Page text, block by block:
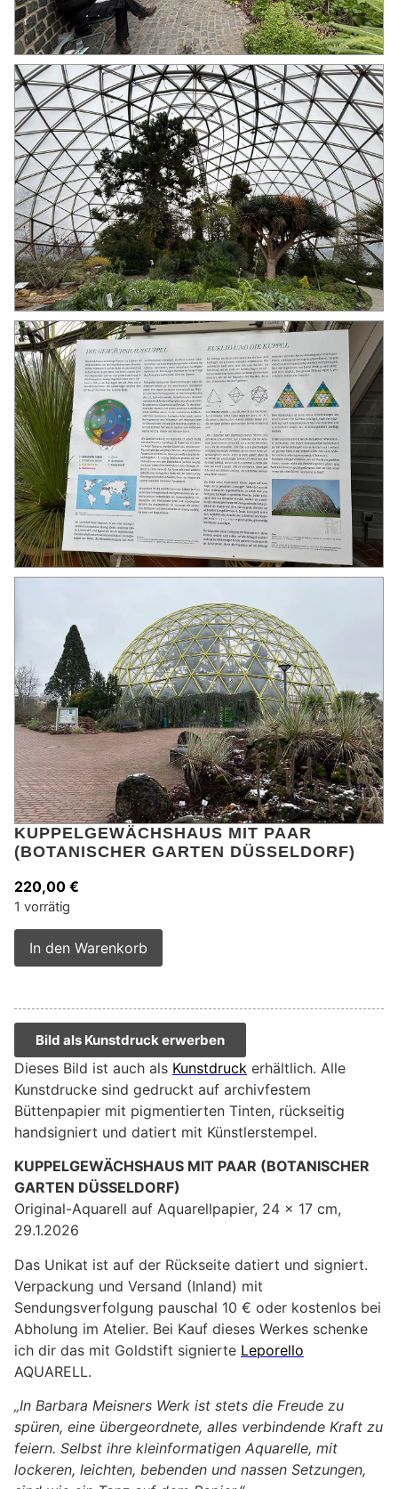
KUPPELGEWÄCHSHAUS MIT PAAR
(BOTANISCHER GARTEN DÜSSELDORF)
220,00 €
1 vorrätig
In den Warenkorb
Bild als Kunstdruck erwerben
Dieses Bild ist auch als Kunstdruck erhältlich. Alle
Kunstdrucke sind gedruckt auf archivfestem
Büttenpapier mit pigmentierten Tinten, rückseitig
handsigniert und datiert mit Künstlerstempel.
KUPPELGEWÄCHSHAUS MIT PAAR (BOTANISCHER
GARTEN DÜSSELDORF)
Original-Aquarell auf Aquarellpapier, 24 x 17 cm,
29.1.2026
Das Unikat ist auf der Rückseite datiert und signiert.
Verpackung und Versand (Inland) mit
Sendungsverfolgung pauschal 10 € oder kostenlos bei
Abholung im Atelier. Bei Kauf dieses Werkes schenke
ich dir das mit Goldstift signierte Leporello
AQUARELL.
„In Barbara Meisners Werk ist stets die Freude zu
spüren, eine übergeordnete, alles verbindende Kraft zu
feiern. Selbst ihre kleinformatigen Aquarelle, mit
lockeren, leichten, bebenden und nassen Setzungen,